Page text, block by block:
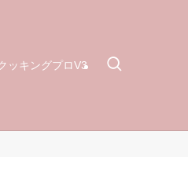
ッキングプロV3